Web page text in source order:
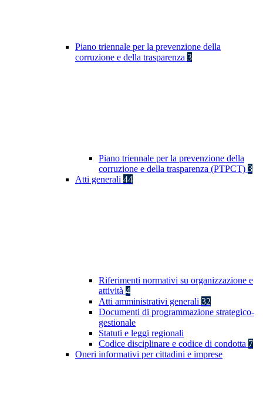
Piano triennale per la prevenzione della
corruzione e della trasparenza 3
Piano triennale per la prevenzione della
corruzione e della trasparenza (PTPCT) 3
Atti generali 44
Riferimenti normativi su organizzazione e
attività 4
Atti amministrativi generali 32
Documenti di programmazione strategico-
gestionale
Statuti e leggi regionali
Codice disciplinare e codice di condotta 7
Oneri informativi per cittadini e imprese